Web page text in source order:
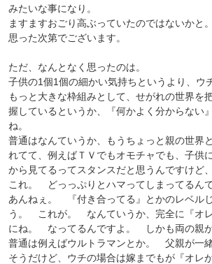
みたいな事になり。
ますますおごり高ぶっていたのではないかと。
思った次第でございます。
ただ、なんとなく思ったのは。
子供の1個1個の細かい気持ちというより、ウ
もっと大きな枠組みとして、せがれの世界を
握しているというか、『何かよく分からない
ね。
普通はなんていうか、もうちょっと親の世界
れてて、例えばＴＶでもオモチャでも、子供
から見てるってスタンスだと思うんですけど
これ。 どっっぷりとハマってしまってるんで
あんねぇ。 『付き合ってる』とかのレベル
う。 これが。 なんていうか、完全に『オ
にね。 なってるんですよ。 しかも両の親が
普通は例えばウルトラマンとか。 父親が一
そうだけど、ウチの場合は嫁までもが『オレ